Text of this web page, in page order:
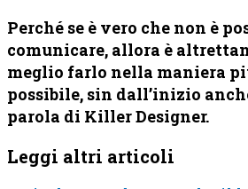
Perché se è vero che non è
comunicare, allora è
meglio farlo nella maniera
possibile, sin dall’inizio
parola di Killer Designer.
Leggi altri articoli